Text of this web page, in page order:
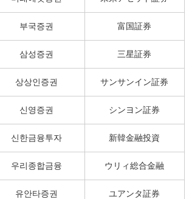
부국증권 富国証券
삼성증권 三星証券
상상인증권 サンサンイン証券
신영증권 シンヨン証券
신한금융투자 新韓金融投資
우리종합금융 ウリィ総合金融
유안타증권 ユアンタ証券